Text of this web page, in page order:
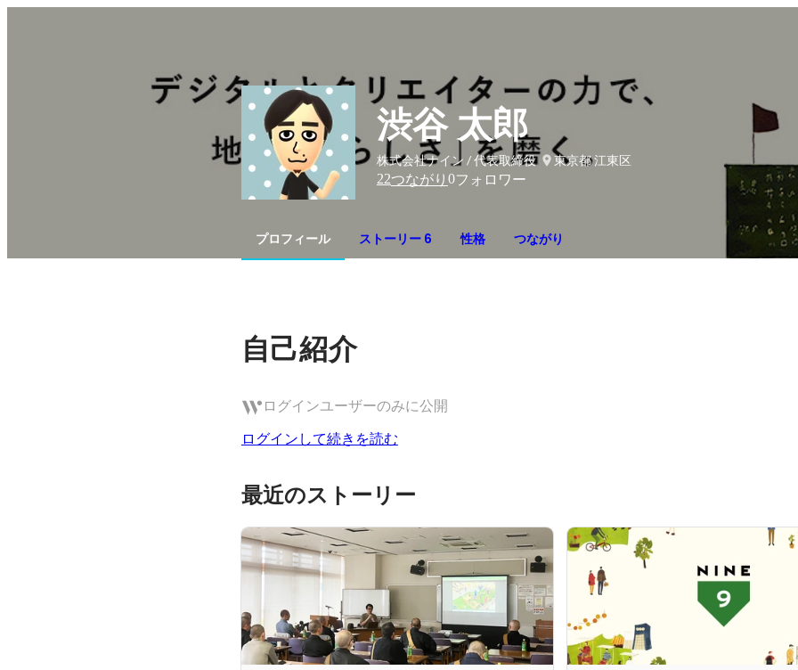
渋谷 太郎
株式会社ナイン / 代表取締役
東京都 江東区
22つながり 0フォロワー
プロフィール ストーリー 6 性格 つながり
自己紹介
ログインユーザーのみに公開
ログインして続きを読む
最近のストーリー